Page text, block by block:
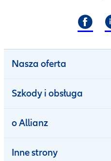
Nasza oferta
Szkody i obsługa
o Allianz
Inne strony